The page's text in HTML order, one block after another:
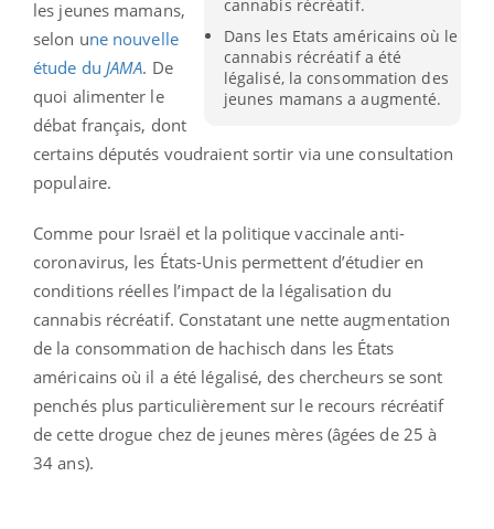
cannabis récréatif.
Dans les Etats américains où le
cannabis récréatif a été
légalisé, la consommation des
jeunes mamans a augmenté.
les jeunes mamans,
selon une nouvelle
étude du JAMA. De
quoi alimenter le
débat français, dont
certains députés voudraient sortir via une consultation
populaire.
Comme pour Israël et la politique vaccinale anti-
coronavirus, les États-Unis permettent d’étudier en
conditions réelles l’impact de la légalisation du
cannabis récréatif. Constatant une nette augmentation
de la consommation de hachisch dans les États
américains où il a été légalisé, des chercheurs se sont
penchés plus particulièrement sur le recours récréatif
de cette drogue chez de jeunes mères (âgées de 25 à
34 ans).